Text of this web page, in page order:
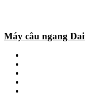
Máy câu ngang